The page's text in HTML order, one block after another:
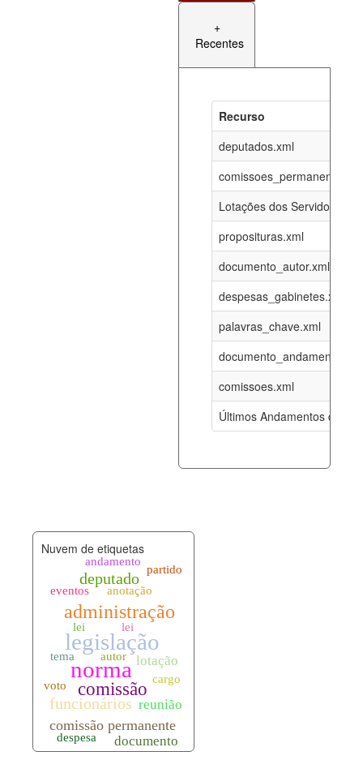
+
Recentes
Recurso
deputados.xml
Lotações dos Servidores
proposituras.xml
documento_autor.xml
despesas_gabinetes.xml
palavras_chave.xml
documento_andamento.xml
comissoes.xml
Últimos Andamentos de
documento_andamento_atual.xml
06-08-
funcionarios_lotacoes.xml
funcionarios_cargos.xml 12-05-
06-08-
documento_andamento.xml 06-08-
palavras_chave.xml 06-08-
legislacao_norma_anotacoes.xml
Nuvem de etiquetas